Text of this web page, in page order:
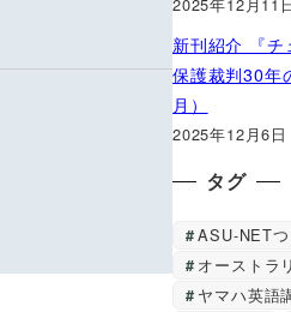
新刊紹介 『
保護裁判30年
月）
2025年12月6日
タグ
ASU-NET
オーストラ
ヤマハ英語